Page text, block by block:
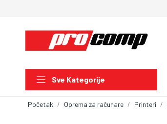
Sve Kategorije
Početak Oprema za računare Printeri